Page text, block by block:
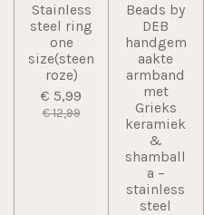
Stainless
steel ring
one
size(steen
roze)
€ 5,99
€ 12,99
Beads by
DEB
handgem
aakte
armband
met
Grieks
keramiek
&
shamball
a –
stainless
steel